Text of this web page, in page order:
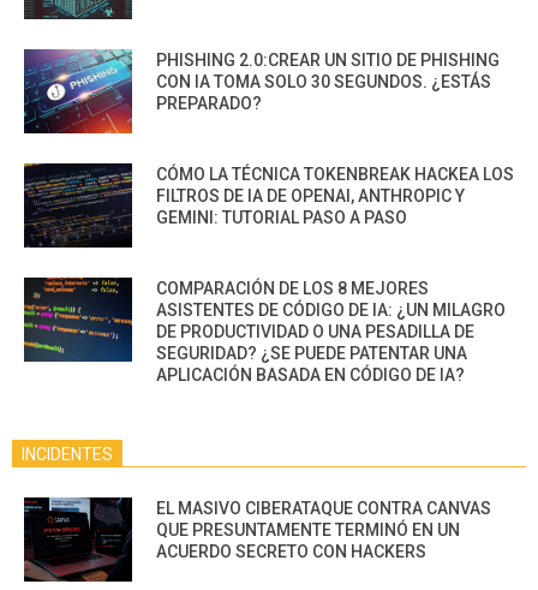
PHISHING 2.0:CREAR UN SITIO DE PHISHING
CON IA TOMA SOLO 30 SEGUNDOS. ¿ESTÁS
PREPARADO?
CÓMO LA TÉCNICA TOKENBREAK HACKEA LOS
FILTROS DE IA DE OPENAI, ANTHROPIC Y
GEMINI: TUTORIAL PASO A PASO
COMPARACIÓN DE LOS 8 MEJORES
ASISTENTES DE CÓDIGO DE IA: ¿UN MILAGRO
DE PRODUCTIVIDAD O UNA PESADILLA DE
SEGURIDAD? ¿SE PUEDE PATENTAR UNA
APLICACIÓN BASADA EN CÓDIGO DE IA?
INCIDENTES
EL MASIVO CIBERATAQUE CONTRA CANVAS
QUE PRESUNTAMENTE TERMINÓ EN UN
ACUERDO SECRETO CON HACKERS